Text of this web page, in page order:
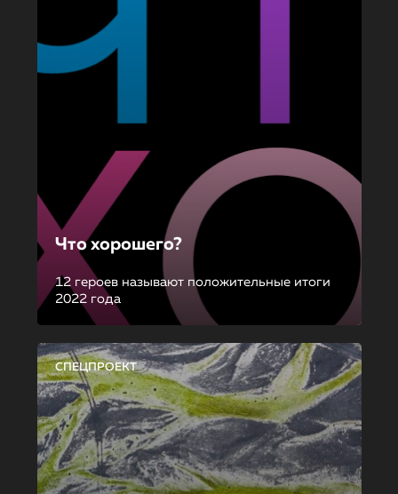
Что хорошего?
12 героев называют положительные итоги
2022 года
СПЕЦПРОЕКТ